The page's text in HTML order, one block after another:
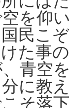
を仰
民こ
た事
青空
に教
そ落